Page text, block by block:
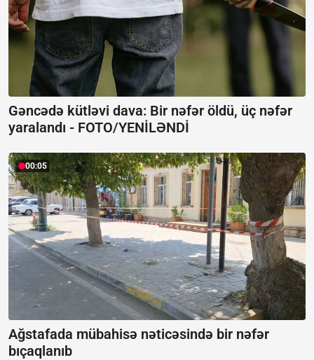
Gəncədə kütləvi dava: Bir nəfər öldü, üç nəfər
yaralandı - FOTO/YENİLƏNDİ
00:05
Ağstafada mübahisə nəticəsində bir nəfər
bıçaqlanıb